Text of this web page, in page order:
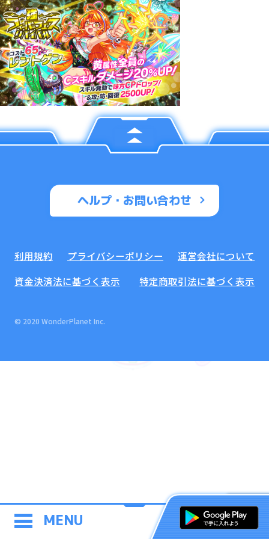
MENU
ヘルプ・お問い合わせ
利用規約 プライバシーポリシー
運営会社について
資金決済法に基づく表示
特定商取引法に基づく表示
© 2020 WonderPlanet Inc.